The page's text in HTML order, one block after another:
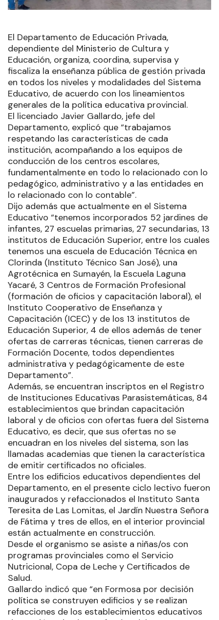
El Departamento de Educación Privada,
dependiente del Ministerio de Cultura y
Educación, organiza, coordina, supervisa y
fiscaliza la enseñanza pública de gestión privada
en todos los niveles y modalidades del Sistema
Educativo, de acuerdo con los lineamientos
generales de la política educativa provincial.
El licenciado Javier Gallardo, jefe del
Departamento, explicó que “trabajamos
respetando las características de cada
institución, acompañando a los equipos de
conducción de los centros escolares,
fundamentalmente en todo lo relacionado con lo
pedagógico, administrativo y a las entidades en
lo relacionado con lo contable”.
Dijo además que actualmente en el Sistema
Educativo “tenemos incorporados 52 jardines de
infantes, 27 escuelas primarias, 27 secundarias, 13
institutos de Educación Superior, entre los cuales
tenemos una escuela de Educación Técnica en
Clorinda (Instituto Técnico San José), una
Agrotécnica en Sumayén, la Escuela Laguna
Yacaré, 3 Centros de Formación Profesional
(formación de oficios y capacitación laboral), el
Instituto Cooperativo de Enseñanza y
Capacitación (ICEC) y de los 13 institutos de
Educación Superior, 4 de ellos además de tener
ofertas de carreras técnicas, tienen carreras de
Formación Docente, todos dependientes
administrativa y pedagógicamente de este
Departamento”.
Además, se encuentran inscriptos en el Registro
de Instituciones Educativas Parasistemáticas, 84
establecimientos que brindan capacitación
laboral y de oficios con ofertas fuera del Sistema
Educativo, es decir, que sus ofertas no se
encuadran en los niveles del sistema, son las
llamadas academias que tienen la característica
de emitir certificados no oficiales.
Entre los edificios educativos dependientes del
Departamento, en el presente ciclo lectivo fueron
inaugurados y refaccionados el Instituto Santa
Teresita de Las Lomitas, el Jardín Nuestra Señora
de Fátima y tres de ellos, en el interior provincial
están actualmente en construcción.
Desde el organismo se asiste a niñas/os con
programas provinciales como el Servicio
Nutricional, Copa de Leche y Certificados de
Salud.
Gallardo indicó que “en Formosa por decisión
política se construyen edificios y se realizan
refacciones de los establecimientos educativos